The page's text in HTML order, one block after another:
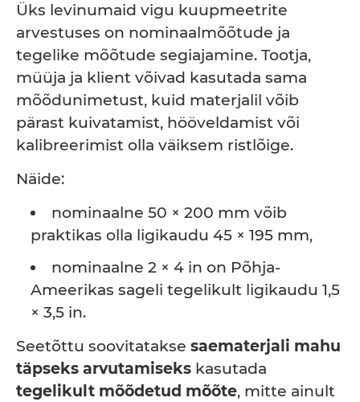
Üks levinumaid vigu kuupmeetrite
arvestuses on nominaalmõõtude ja
tegelike mõõtude segiajamine. Tootja,
müüja ja klient võivad kasutada sama
mõõdunimetust, kuid materjalil võib
pärast kuivatamist, hööveldamist või
kalibreerimist olla väiksem ristlõige.
Näide:
nominaalne 50 × 200 mm võib
praktikas olla ligikaudu 45 × 195 mm,
nominaalne 2 × 4 in on Põhja-
Ameerikas sageli tegelikult ligikaudu 1,5
× 3,5 in.
Seetõttu soovitatakse saematerjali mahu
täpseks arvutamiseks kasutada
tegelikult mõõdetud mõõte, mitte ainult